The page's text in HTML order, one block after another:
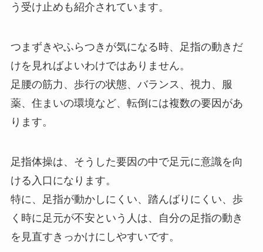
う受け止めも紹介されています。
つまずきやふらつきが気になる時、足指の動きだ
けを見ればよいわけではありません。
足腰の筋力、歩行の状態、バランス、視力、服
薬、住まいの環境など、転倒には複数の要因があ
ります。
足指体操は、そうした要因の中で足元に意識を向
ける入口になります。
特に、足指が動かしにくい、踏んばりにくい、歩
く時に足元が不安という人は、自分の足指の動き
を見直すきっかけにしやすいです。